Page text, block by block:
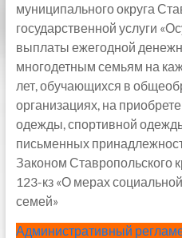
муниципального округа
государственной услуги
выплаты ежегодной
многодетным семьям на
лет, обучающихся в
организациях, на
одежды, спортивной
письменных
Законом Ставропольского
123-кз «О мерах
семей»
Административный